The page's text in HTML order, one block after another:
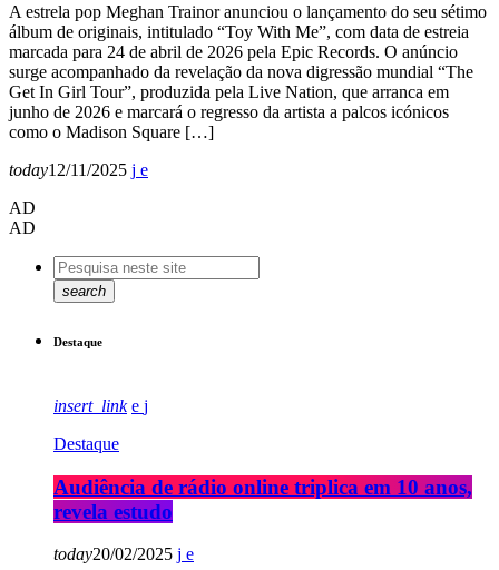
A estrela pop Meghan Trainor anunciou o lançamento do seu sétimo
álbum de originais, intitulado “Toy With Me”, com data de estreia
marcada para 24 de abril de 2026 pela Epic Records. O anúncio
surge acompanhado da revelação da nova digressão mundial “The
Get In Girl Tour”, produzida pela Live Nation, que arranca em
junho de 2026 e marcará o regresso da artista a palcos icónicos
como o Madison Square […]
today12/11/2025
AD
AD
search
Destaque
insert_link
Destaque
Audiência de rádio online triplica em 10 anos,
revela estudo
today20/02/2025